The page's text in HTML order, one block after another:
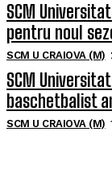
SCM
pentru noul
SCM U CRAIOVA (M)
SCM
baschetbalist
SCM U CRAIOVA (M)